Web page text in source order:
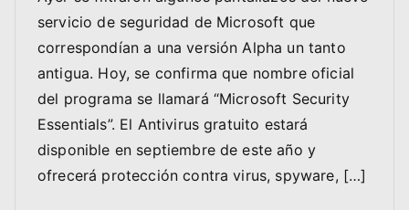
servicio de seguridad de Microsoft que
correspondían a una versión Alpha un tanto
antigua. Hoy, se confirma que nombre oficial
del programa se llamará “Microsoft Security
Essentials”. El Antivirus gratuito estará
disponible en septiembre de este año y
ofrecerá protección contra virus, spyware, […]